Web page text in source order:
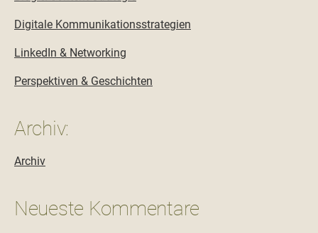
Digitale Kommunikationsstrategien
LinkedIn & Networking
Perspektiven & Geschichten
Archiv:
Archiv
Neueste Kommentare